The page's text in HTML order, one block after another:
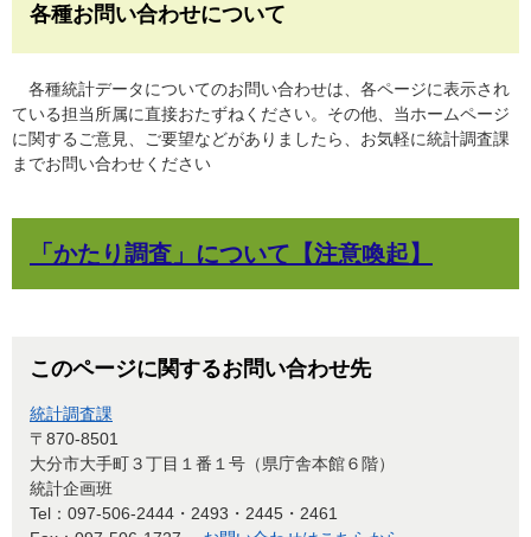
各種お問い合わせについて
各種統計データについてのお問い合わせは、各ページに表示され
ている担当所属に直接おたずねください。その他、当ホームページ
に関するご意見、ご要望などがありましたら、お気軽に統計調査課
までお問い合わせください
「かたり調査」について【注意喚起】
このページに関するお問い合わせ先
統計調査課
〒870-8501
大分市大手町３丁目１番１号（県庁舎本館６階）
統計企画班
Tel：097-506-2444・2493・2445・2461